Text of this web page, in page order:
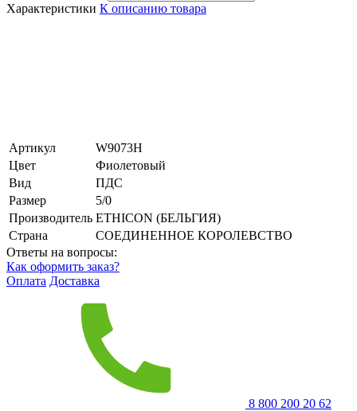
Характеристики К описанию товара
Артикул
W9073H
Цвет
Фиолетовый
Вид
ПДС
Размер
5/0
Производитель ETHICON (БЕЛЬГИЯ)
Страна
СОЕДИНЕННОЕ КОРОЛЕВСТВО
Ответы на вопросы:
Как оформить заказ?
Оплата Доставка
8 800 200 20 62